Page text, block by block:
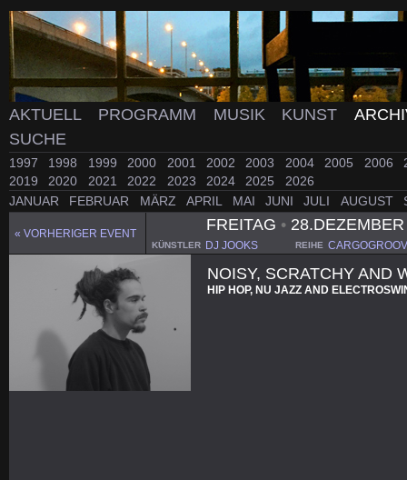
AKTUELL PROGRAMM MUSIK KUNST
SUCHE
1997 1998 1999 2000 2001 2002 2003 2004 2005 2006
2019
2020 2021 2022 2023 2024 2025
2026
JANUAR
FEBRUAR MÄRZ APRIL MAI JUNI JULI AUGUST
« VORHERIGER EVENT
FREITAG •
KÜNSTLER DJ JOOKS REIHE
NOISY, SCRATCHY AND
HIP HOP, NU JAZZ AND